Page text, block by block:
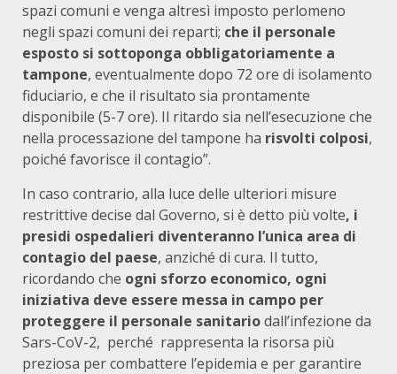
spazi comuni e venga altresì imposto perlomeno
negli spazi comuni dei reparti; che il personale
esposto si sottoponga obbligatoriamente a
tampone, eventualmente dopo 72 ore di isolamento
fiduciario, e che il risultato sia prontamente
disponibile (5-7 ore). Il ritardo sia nell’esecuzione che
nella processazione del tampone ha risvolti colposi,
poiché favorisce il contagio”.
In caso contrario, alla luce delle ulteriori misure
restrittive decise dal Governo, si è detto più volte, i
presidi ospedalieri diventeranno l’unica area di
contagio del paese, anziché di cura. Il tutto,
ricordando che ogni sforzo economico, ogni
iniziativa deve essere messa in campo per
proteggere il personale sanitariodall’infezione da
Sars-CoV-2, perché rappresenta la risorsa più
preziosa per combattere l’epidemia e per garantire